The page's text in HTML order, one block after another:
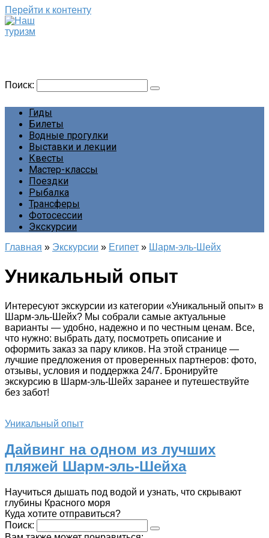
Перейти к контенту
Поиск:
Гиды
Билеты
Водные прогулки
Выставки и лекции
Квесты
Мастер-классы
Поездки
Рыбалка
Трансферы
Фотосессии
Экскурсии
Главная » Экскурсии » Египет » Шарм-эль-Шейх
Уникальный опыт
Интересуют экскурсии из категории «Уникальный опыт» в
Шарм-эль-Шейх? Мы собрали самые актуальные
варианты — удобно, надежно и по честным ценам. Все,
что нужно: выбрать дату, посмотреть описание и
оформить заказ за пару кликов. На этой странице —
лучшие предложения от проверенных партнеров: фото,
отзывы, условия и поддержка 24/7. Бронируйте
экскурсию в Шарм-эль-Шейх заранее и путешествуйте
без забот!
Уникальный опыт
Дайвинг на одном из лучших
пляжей Шарм-эль-Шейха
Научиться дышать под водой и узнать, что скрывают
глубины Красного моря
Куда хотите отправиться?
Поиск: